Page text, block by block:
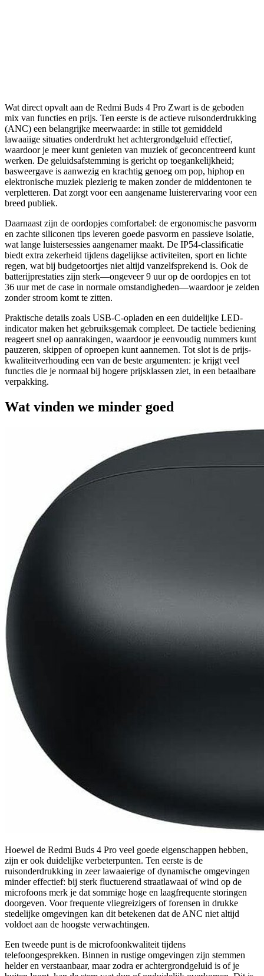
Wat direct opvalt aan de Redmi Buds 4 Pro Zwart is de geboden
mix van functies en prijs. Ten eerste is de actieve ruisonderdrukking
(ANC) een belangrijke meerwaarde: in stille tot gemiddeld
lawaaiige situaties onderdrukt het achtergrondgeluid effectief,
waardoor je meer kunt genieten van muziek of geconcentreerd kunt
werken. De geluidsafstemming is gericht op toegankelijkheid;
basweergave is aanwezig en krachtig genoeg om pop, hiphop en
elektronische muziek plezierig te maken zonder de middentonen te
verpletteren. Dat zorgt voor een aangename luisterervaring voor een
breed publiek.
Daarnaast zijn de oordopjes comfortabel: de ergonomische pasvorm
en zachte siliconen tips leveren goede pasvorm en passieve isolatie,
wat lange luistersessies aangenamer maakt. De IP54-classificatie
biedt extra zekerheid tijdens dagelijkse activiteiten, sport en lichte
regen, wat bij budgetoortjes niet altijd vanzelfsprekend is. Ook de
batterijprestaties zijn sterk—ongeveer 9 uur op de oordopjes en tot
36 uur met de case in normale omstandigheden—waardoor je zelden
zonder stroom komt te zitten.
Praktische details zoals USB-C-opladen en een duidelijke LED-
indicator maken het gebruiksgemak compleet. De tactiele bediening
reageert snel op aanrakingen, waardoor je eenvoudig nummers kunt
pauzeren, skippen of oproepen kunt aannemen. Tot slot is de prijs-
kwaliteitverhouding een van de beste argumenten: je krijgt veel
functies die je normaal bij hogere prijsklassen ziet, in een betaalbare
verpakking.
Wat vinden we minder goed
Hoewel de Redmi Buds 4 Pro veel goede eigenschappen hebben,
zijn er ook duidelijke verbeterpunten. Ten eerste is de
ruisonderdrukking in zeer lawaaierige of dynamische omgevingen
minder effectief: bij sterk fluctuerend straatlawaai of wind op de
microfoons merk je dat sommige hoge en laagfrequente storingen
doorgeven. Voor frequente vliegreizigers of forensen in drukke
stedelijke omgevingen kan dit betekenen dat de ANC niet altijd
voldoet aan de hoogste verwachtingen.
Een tweede punt is de microfoonkwaliteit tijdens
telefoongesprekken. Binnen in rustige omgevingen zijn stemmen
helder en verstaanbaar, maar zodra er achtergrondgeluid is of je